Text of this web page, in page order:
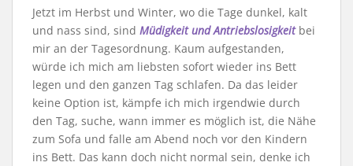
Jetzt im Herbst und Winter, wo die Tage dunkel, kalt
und nass sind, sind Müdigkeit und Antriebslosigkeitbei
mir an der Tagesordnung. Kaum aufgestanden,
würde ich mich am liebsten sofort wieder ins Bett
legen und den ganzen Tag schlafen. Da das leider
keine Option ist, kämpfe ich mich irgendwie durch
den Tag, suche, wann immer es möglich ist, die Nähe
zum Sofa und falle am Abend noch vor den Kindern
ins Bett. Das kann doch nicht normal sein, denke ich